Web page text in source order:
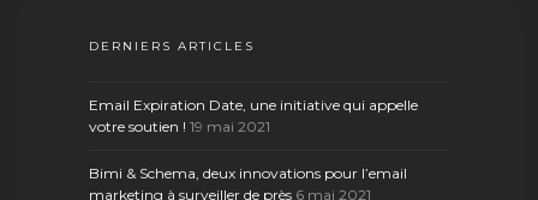
DERNIERS ARTICLES
Email Expiration Date, une initiative qui appelle
votre soutien ! 19 mai 2021
Bimi & Schema, deux innovations pour l’email
marketing à surveiller de près 6 mai 2021